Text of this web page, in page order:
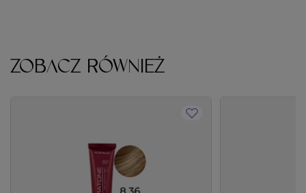
ZOBACZ RÓWNIEŻ